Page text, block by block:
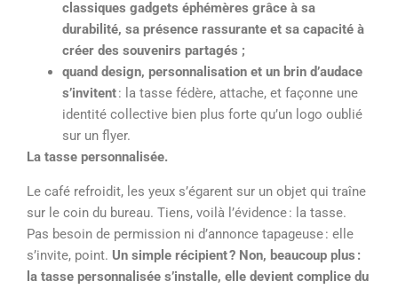
classiques gadgets éphémères grâce à sa
durabilité, sa présence rassurante et sa capacité à
créer des souvenirs partagés ;
quand design, personnalisation et un brin d’audace
s’invitent: la tasse fédère, attache, et façonne une
identité collective bien plus forte qu’un logo oublié
sur un flyer.
La tasse personnalisée.
Le café refroidit, les yeux s’égarent sur un objet qui traîne
sur le coin du bureau. Tiens, voilà l’évidence : la tasse.
Pas besoin de permission ni d’annonce tapageuse : elle
s’invite, point. Un simple récipient ? Non, beaucoup plus :
la tasse personnalisée s’installe, elle devient complice du